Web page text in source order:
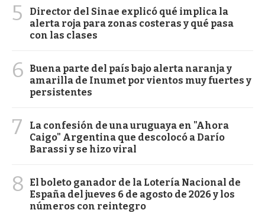
5
Director del Sinae explicó qué implica la
alerta roja para zonas costeras y qué pasa
con las clases
6
Buena parte del país bajo alerta naranja y
amarilla de Inumet por vientos muy fuertes y
persistentes
7
La confesión de una uruguaya en "Ahora
Caigo" Argentina que descolocó a Darío
Barassi y se hizo viral
8
El boleto ganador de la Lotería Nacional de
España del jueves 6 de agosto de 2026 y los
números con reintegro